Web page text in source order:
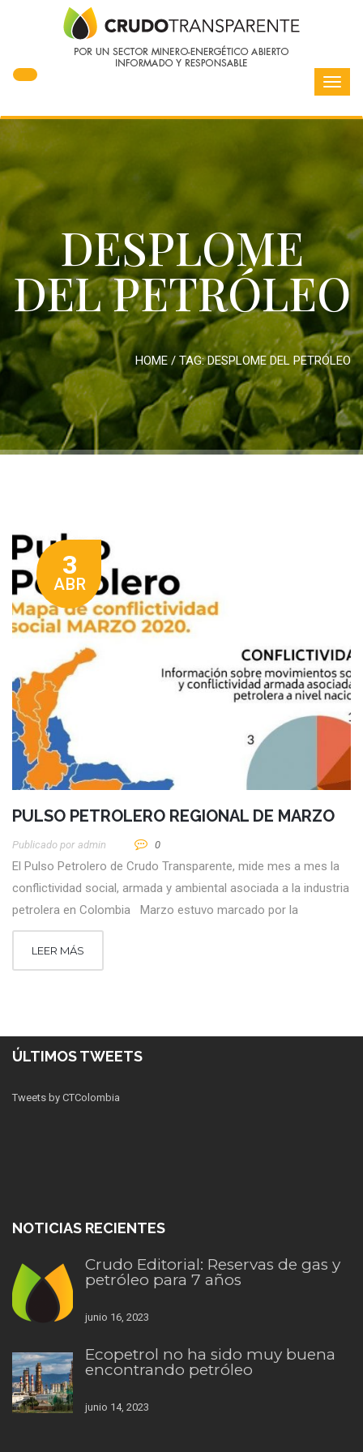
DESPLOME
DEL PETRÓLEO
HOME / TAG:DESPLOME DEL PETRÓLEO
3
ABR
PULSO PETROLERO REGIONAL DE MARZO
Publicado por Admin 0
El Pulso Petrolero de Crudo Transparente, mide mes a mes la
conflictividad social, armada y ambiental asociada a la industria
petrolera en Colombia Marzo estuvo marcado por la
LEER MÁS
ÚLTIMOS TWEETS
Tweets by CTColombia
NOTICIAS RECIENTES
Crudo Editorial: Reservas de gas y
petróleo para 7 años
junio 16, 2023
Ecopetrol no ha sido muy buena
encontrando petróleo
junio 14, 2023